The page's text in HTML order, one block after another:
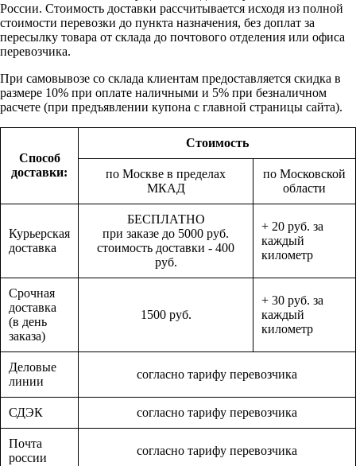
России. Стоимость доставки рассчитывается исходя из полной
стоимости перевозки до пункта назначения, без доплат за
пересылку товара от склада до почтового отделения или офиса
перевозчика.
При самовывозе со склада клиентам предоставляется скидка в
размере 10% при оплате наличными и 5% при безналичном
расчете (при предъявлении купона с главной страницы сайта).
Способ
доставки:
Стоимость
по Москве в пределах
МКАД
по Московской
области
Курьерская
доставка
БЕСПЛАТНО
при заказе до 5000 руб.
стоимость доставки - 400
руб.
+ 20 руб. за
каждый
километр
Срочная
доставка
(в день
заказа)
1500 руб.
+ 30 руб. за
каждый
километр
Деловые
линии
согласно тарифу перевозчика
СДЭК согласно тарифу перевозчика
Почта
россии
согласно тарифу перевозчика